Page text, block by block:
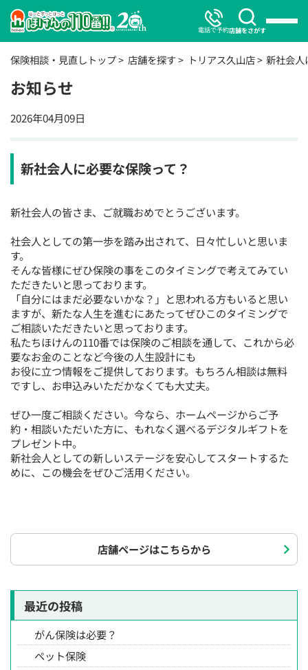
電話で予約店舗をさがす
保険相談・見直しトップ 店舗を探す トリアス久山店 新社会人
お知らせ
2026年04月09日
新社会人に必要な保険って？
新社会人の皆さま、ご就職おめでとうございます。
社会人としての第一歩を踏み出されて、日々忙しいと思いま
す。
そんな皆様にぜひ保険の事をこのタイミングで考えてみてい
ただきたいと思っております。
「自分にはまだ必要ないかな？」と思われる方もいると思い
ますが、新たな人生を進むにあたってぜひこのタイミングで
ご相談いただきたいと思っております。
私たちほけんの110番では保険のご相談を通して、これから必
要なお金のことなど今後の人生設計にも
お役に立つ情報をご提供しております。もちろん相談は無料
ですし、お申込みいただかなくても大丈夫。
ぜひ一度ご相談ください。今なら、ホームページからご予
約・相談いただいた方に、もれなく選べるデジタルギフトを
プレゼント中。
新社会人としての新しいステージを安心してスタートするた
めに、この機会をぜひご活用ください。
店舗ページはこちらから
最近の投稿
がん保険は必要？
ペット保険